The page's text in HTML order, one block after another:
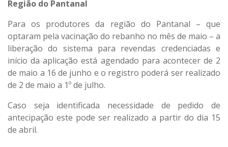
Região do Pantanal
Para os produtores da região do Pantanal – que
optaram pela vacinação do rebanho no mês de maio – a
liberação do sistema para revendas credenciadas e
início da aplicação está agendado para acontecer de 2
de maio a 16 de junho e o registro poderá ser realizado
de 2 de maio a 1º de julho.
Caso seja identificada necessidade de pedido de
antecipação este pode ser realizado a partir do dia 15
de abril.